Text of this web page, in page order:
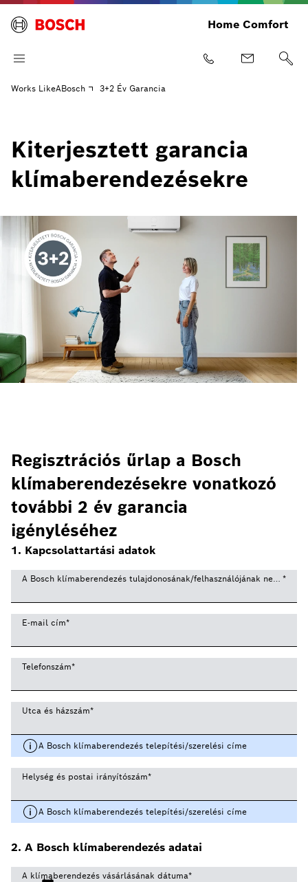
Home Comfort
Works LikeABosch 3+2 Év Garancia
Kiterjesztett garancia
klímaberendezésekre
Regisztrációs űrlap a Bosch
klímaberendezésekre vonatkozó
további 2 év garancia
igényléséhez
1. Kapcsolattartási adatok
A Bosch klímaberendezés tulajdonosának/felhasználójának neve és
*
E-mail cím*
Telefonszám*
Utca és házszám*
A Bosch klímaberendezés telepítési/szerelési címe
Helység és postai irányítószám*
A Bosch klímaberendezés telepítési/szerelési címe
2. A Bosch klímaberendezés adatai
A klímaberendezés vásárlásának dátuma*